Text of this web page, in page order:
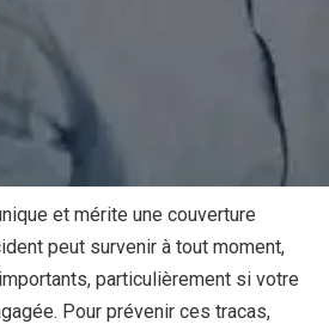
et mérite une couverture
peut survenir à tout moment,
particulièrement si votre
Pour prévenir ces tracas,